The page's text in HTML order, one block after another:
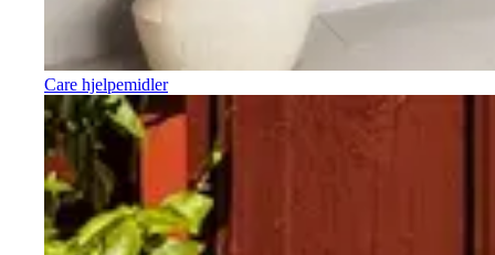
Care hjelpemidler